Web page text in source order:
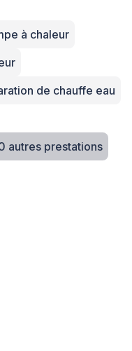
à chaleur
de chauffe eau
+ 10 autres prestations